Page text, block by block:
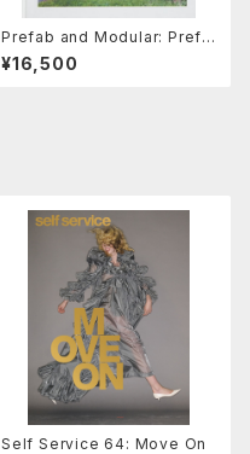
Prefab and Modular: Prefa
bricated Houses and Mod
ular Architecture
¥16,500
Self Service 64: Move On